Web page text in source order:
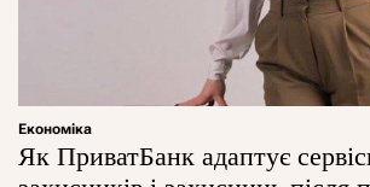
Економіка
Як ПриватБанк адаптує